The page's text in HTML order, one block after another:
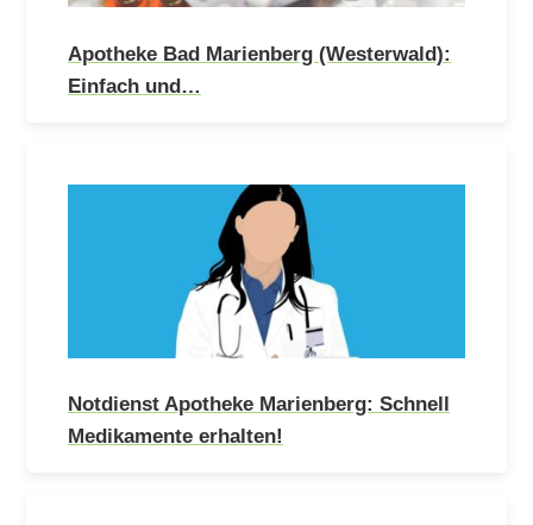
Apotheke Bad Marienberg (Westerwald):
Einfach und…
Notdienst Apotheke Marienberg: Schnell
Medikamente erhalten!